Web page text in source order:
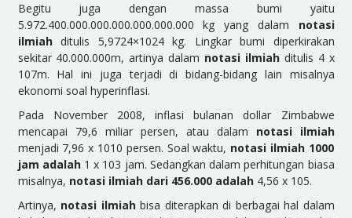
Begitu juga dengan massa bumi yaitu
5.972.400.000.000.000.000.000.000 kg yang dalam notasi
ilmiahditulis 5,9724×1024kg. Lingkar bumi diperkirakan
sekitar 40.000.000m, artinya dalam notasi ilmiahditulis 4 x
107m. Hal ini juga terjadi di bidang-bidang lain misalnya
ekonomi soal hyperinflasi.
Pada November 2008, inflasi bulanan dollar Zimbabwe
mencapai 79,6 miliar persen, atau dalam notasi ilmiah
menjadi 7,96 x 1010 persen. Soal waktu, notasi ilmiah 1000
jam adalah1 x 103 jam. Sedangkan dalam perhitungan biasa
misalnya, notasi ilmiah dari 456.000 adalah4,56 x 105.
Artinya, notasi ilmiahbisa diterapkan di berbagai hal dalam